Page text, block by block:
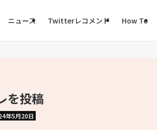
ニュース Twitterレコメンド How To
を投稿
年5月20日